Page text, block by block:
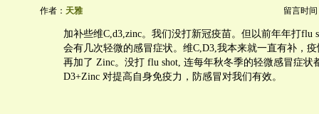
作者： 天雅 留言时间
加补些维C,d3,zinc。我们没打新冠疫苗。但以前年年打flu
会有几次轻微的感冒症状。维C,D3,我本来就一直有补，
再加了 Zinc。没打 flu shot, 连每年秋冬季的轻微感冒症状
D3+Zinc 对提高自身免疫力，防感冒对我们有效。